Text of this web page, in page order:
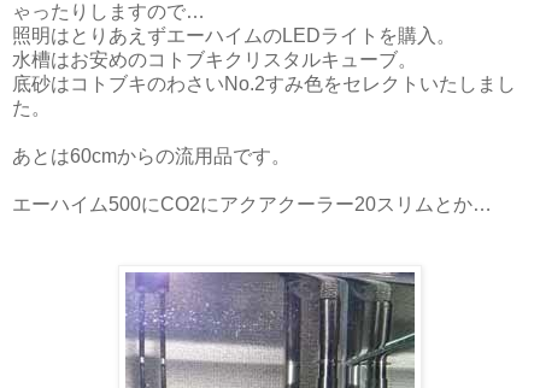
ゃったりしますので…
照明はとりあえずエーハイムのLEDライトを購入。
水槽はお安めのコトブキクリスタルキューブ。
底砂はコトブキのわさいNo.2すみ色をセレクトいたしまし
た。
あとは60cmからの流用品です。
エーハイム500にCO2にアクアクーラー20スリムとか…